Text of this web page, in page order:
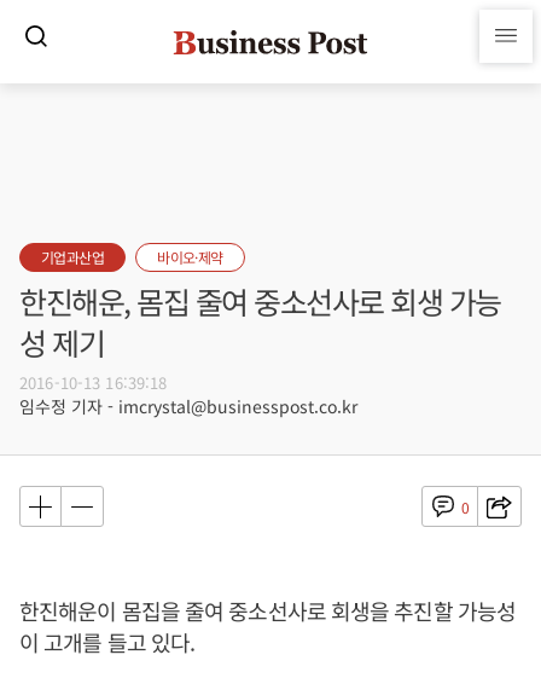
기업과산업 바이오·제약
한진해운, 몸집 줄여 중소선사로 회생 가능
성 제기
2016-10-13 16:39:18
임수정 기자 - imcrystal@businesspost.co.kr
0
한진해운이 몸집을 줄여 중소선사로 회생을 추진할 가능성
이 고개를 들고 있다.